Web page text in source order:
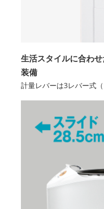
生活スタイルに合わ
装備
計量レバーは3レバー式（